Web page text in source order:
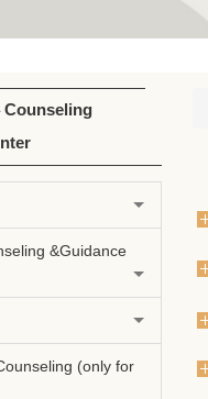
Counseling
&Guidance
(only for